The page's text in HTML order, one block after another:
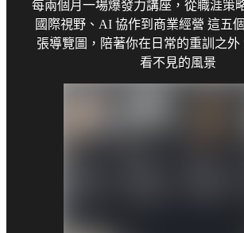
每兩個月一場爆發力講座，從職涯策
國際視野、AI 協作到商業經營 這五
張導覽圖，陪著你在日常的重訓之外
看不見的風景